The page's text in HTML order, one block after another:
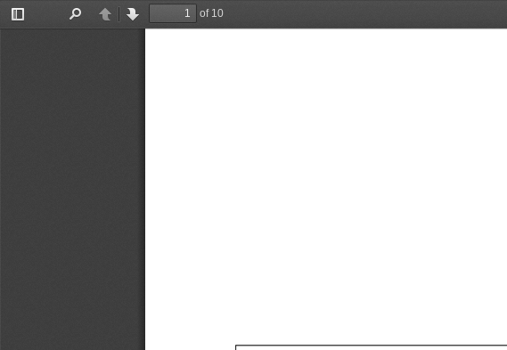
Toggle
PreviousNext
of 10